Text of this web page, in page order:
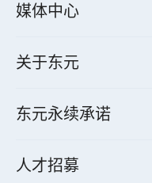
工业控制自动化解决方案
智慧商用空调节能解决方
资料中心解决方案
高效马达与节能系统
减速机
机器关节模组系统
全领域空调产品
股东专栏
媒体中心
关于东元
公司治理
东元永续承诺
人才招募